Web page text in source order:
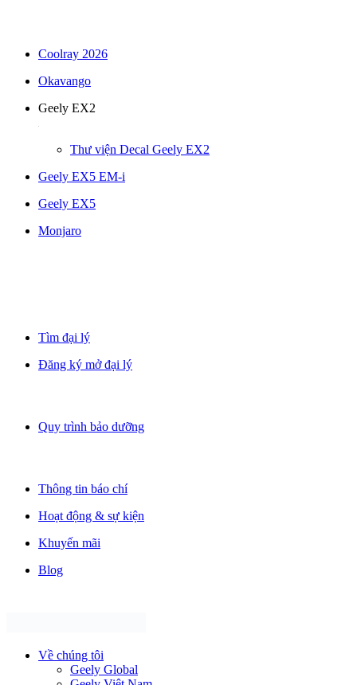
Coolray 2026
Okavango
Geely EX2
Thư viện Decal Geely EX2
Geely EX5 EM-i
Geely EX5
Monjaro
Tìm đại lý
Đăng ký mở đại lý
Quy trình bảo dưỡng
Thông tin báo chí
Hoạt động & sự kiện
Khuyến mãi
Blog
Về chúng tôi
Geely Global